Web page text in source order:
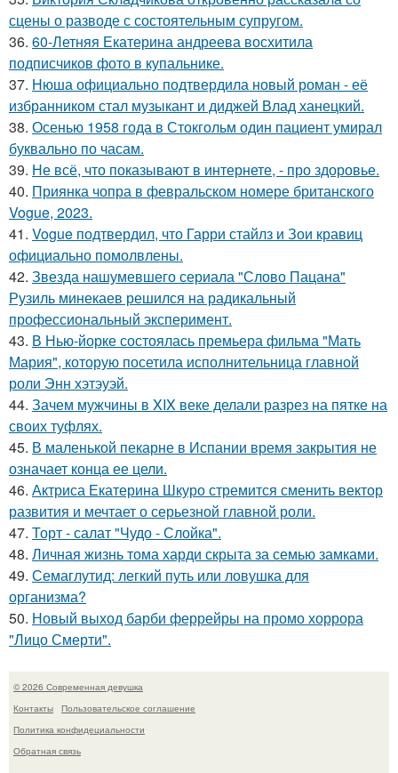
сцены о разводе с состоятельным супругом.
36. 60-Летняя Екатерина андреева восхитила
подписчиков фото в купальнике.
37. Нюша официально подтвердила новый роман - её
избранником стал музыкант и диджей Влад ханецкий.
38. Осенью 1958 года в Стокгольм один пациент умирал
буквально по часам.
39. Не всё, что показывают в интернете, - про здоровье.
40. Приянка чопра в февральском номере британского
Vogue, 2023.
41. Vogue подтвердил, что Гарри стайлз и Зои кравиц
официально помолвлены.
42. Звезда нашумевшего сериала "Слово Пацана"
Рузиль минекаев решился на радикальный
профессиональный эксперимент.
43. В Нью-йорке состоялась премьера фильма "Мать
Мария", которую посетила исполнительница главной
роли Энн хэтэуэй.
44. Зачем мужчины в XIX веке делали разрез на пятке на
своих туфлях.
45. В маленькой пекарне в Испании время закрытия не
означает конца ее цели.
46. Актриса Екатерина Шкуро стремится сменить вектор
развития и мечтает о серьезной главной роли.
47. Торт - салат "Чудо - Слойка".
48. Личная жизнь тома харди скрыта за семью замками.
49. Семаглутид: легкий путь или ловушка для
организма?
50. Новый выход барби феррейры на промо хоррора
"Лицо Смерти".
© 2026 Современная девушка
Контакты
Пользовательское соглашение
Политика конфидециальности
Обратная связь